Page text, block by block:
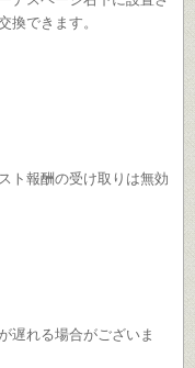
換できます。
ト報酬の受け取りは無効
遅れる場合がございま